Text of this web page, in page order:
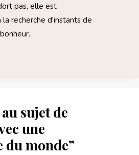
pas, elle est
recherche d'instants de
sujet de
une
du monde”